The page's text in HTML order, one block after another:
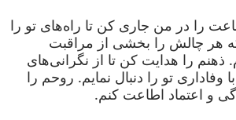
را در من جاری کن تا راه‌های تو را
هر چالش را بخشی از مراقبت
ذهنم را هدایت کن تا از نگرانی‌های
وفاداری تو را دنبال نمایم. روحم را
و اعتماد اطاعت کنم.